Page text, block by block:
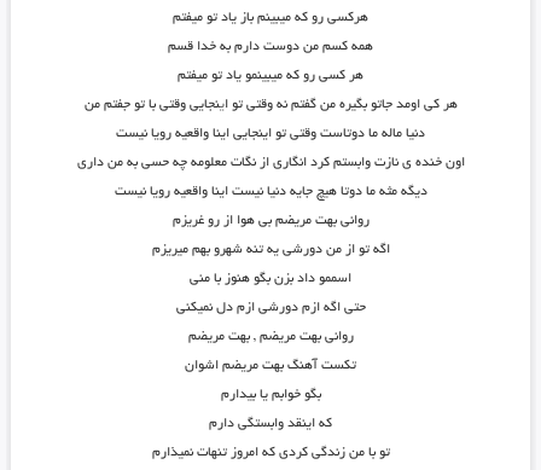
هرکسی رو که میبینم باز یاد تو میفتم
همه کسم من دوست دارم به خدا قسم
هر کسی رو که میبینمو یاد تو میفتم
هر کی اومد جاتو بگیره من گفتم نه وقتی تو اینجایی وقتی با تو جفتم من
دنیا ماله ما دوتاست وقتی تو اینجایی اینا واقعیه رویا نیست
اون خنده ی نازت وابستم کرد انگاری از نگات معلومه چه حسی به من داری
دیگه مثه ما دوتا هیچ جایه دنیا نیست اینا واقعیه رویا نیست
روانی بهت مریضم بی هوا از رو غریزم
اگه تو از من دورشی یه تنه شهرو بهم میریزم
اسممو داد بزن بگو هنوز با منی
حتی اگه ازم دورشی ازم دل نمیکنی
روانی بهت مریضم , بهت مریضم
تکست آهنگ بهت مریضم اشوان
بگو خوابم یا بیدارم
که اینقد وابستگی دارم
تو با من زندگی کردی که امروز تنهات نمیذارم